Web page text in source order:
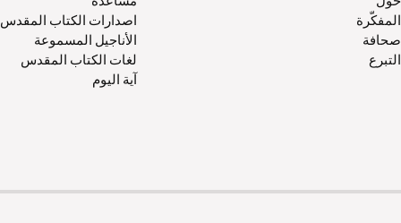
المفكّرة
صحافة
التبرع
اصدارات الكتاب المقدس
الأناجيل المسموعة
لغات الكتاب المقدس
آية اليوم